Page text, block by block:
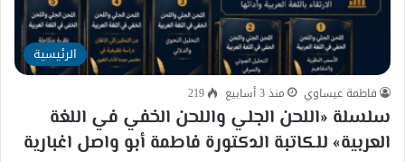
الرئيسية
فاطمة عيساوي منذ 3 أسابيع 219
سلسلة «اللحن الجلي واللحن الخفي في اللغة
العربية» للكاتبة الدكتورة فاطمة أبو واصل اغبارية